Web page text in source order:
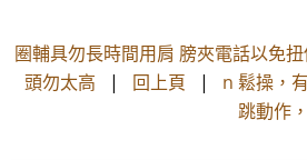
圈輔具勿長時間用肩 膀夾電話以免
頭勿太高 | 回上頁 | n 鬆操，
跳動作